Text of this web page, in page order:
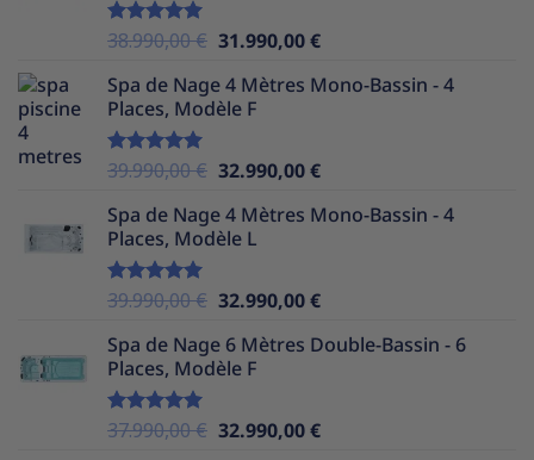
Note5.00
38.990,00€ Le
initial
était :
31.990,00€Le
actuel
Spa de Nage 4 Mètres Mono-Bassin - 4
Places, Modèle F
Note5.00
39.990,00€ Le
initial
était :
32.990,00€Le
actuel
Spa de Nage 4 Mètres Mono-Bassin - 4
Places, Modèle L
Note5.00
39.990,00€ Le
initial
était :
32.990,00€Le
actuel
Spa de Nage 6 Mètres Double-Bassin - 6
Places, Modèle F
Note5.00
37.990,00€ Le
32.990,00€Le